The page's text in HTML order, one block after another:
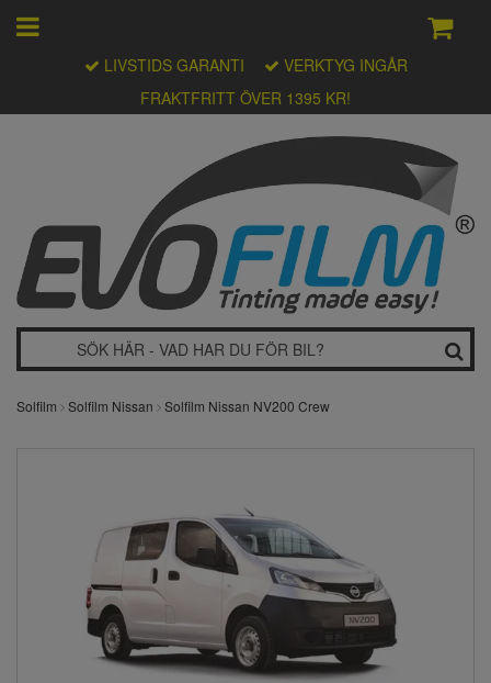
FRAKTFRITT ÖVER 1395 KR!
LIVSTIDS GARANTI VERKTYG INGÅR
Solfilm Solfilm Nissan Solfilm Nissan NV200 Crew